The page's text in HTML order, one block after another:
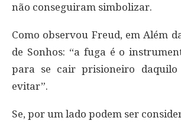
não conseguiram simbolizar.
Como observou Freud, em Além
de Sonhos: “a fuga é o
para se cair prisioneiro daquilo
evitar”.
Se, por um lado podem ser